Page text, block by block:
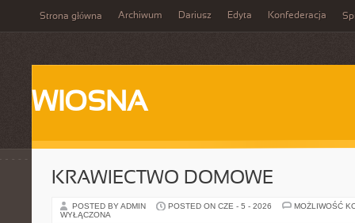
Strona główna Archiwum Dariusz Edyta Konfederacja
WIOSNA
KRAWIECTWO DOMOWE
POSTED BY ADMIN POSTED ON CZE - 5 - 2026
MOŻLIWOŚĆ
WYŁĄCZONA